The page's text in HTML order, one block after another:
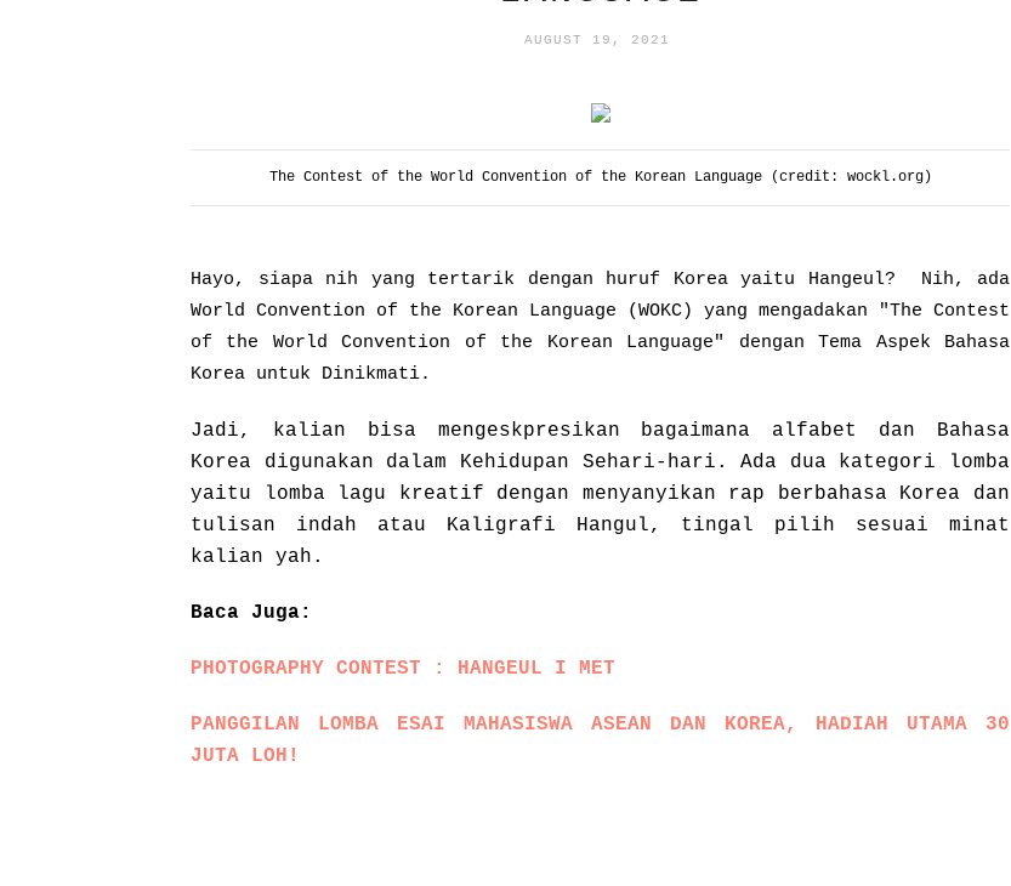
AUGUST 19, 2021
The Contest of the World Convention of the Korean Language (credit: wockl.org)
Hayo, siapa nih yang tertarik dengan huruf Korea yaitu Hangeul? Nih, ada
World Convention of the Korean Language (WOKC) yang mengadakan "The Contest
of the World Convention of the Korean Language" dengan Tema Aspek Bahasa
Korea untuk Dinikmati.
Jadi, kalian bisa mengeskpresikan bagaimana alfabet dan Bahasa
Korea digunakan dalam Kehidupan Sehari-hari. Ada dua kategori lomba
yaitu lomba lagu kreatif dengan menyanyikan rap berbahasa Korea dan
tulisan indah atau Kaligrafi Hangul, tingal pilih sesuai minat
kalian yah.
Baca Juga:
PHOTOGRAPHY CONTEST : HANGEUL I MET
PANGGILAN LOMBA ESAI MAHASISWA ASEAN DAN KOREA, HADIAH UTAMA 30
JUTA LOH!